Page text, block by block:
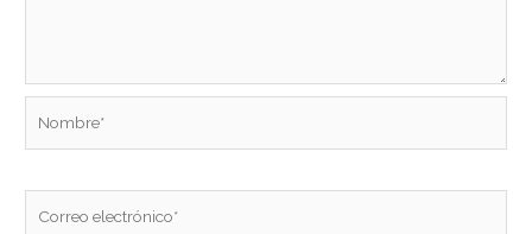
electrónico*